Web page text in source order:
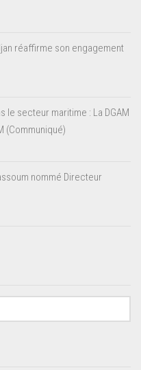
réaffirme son engagement
le secteur maritime : La DGAM
(Communiqué)
nommé Directeur